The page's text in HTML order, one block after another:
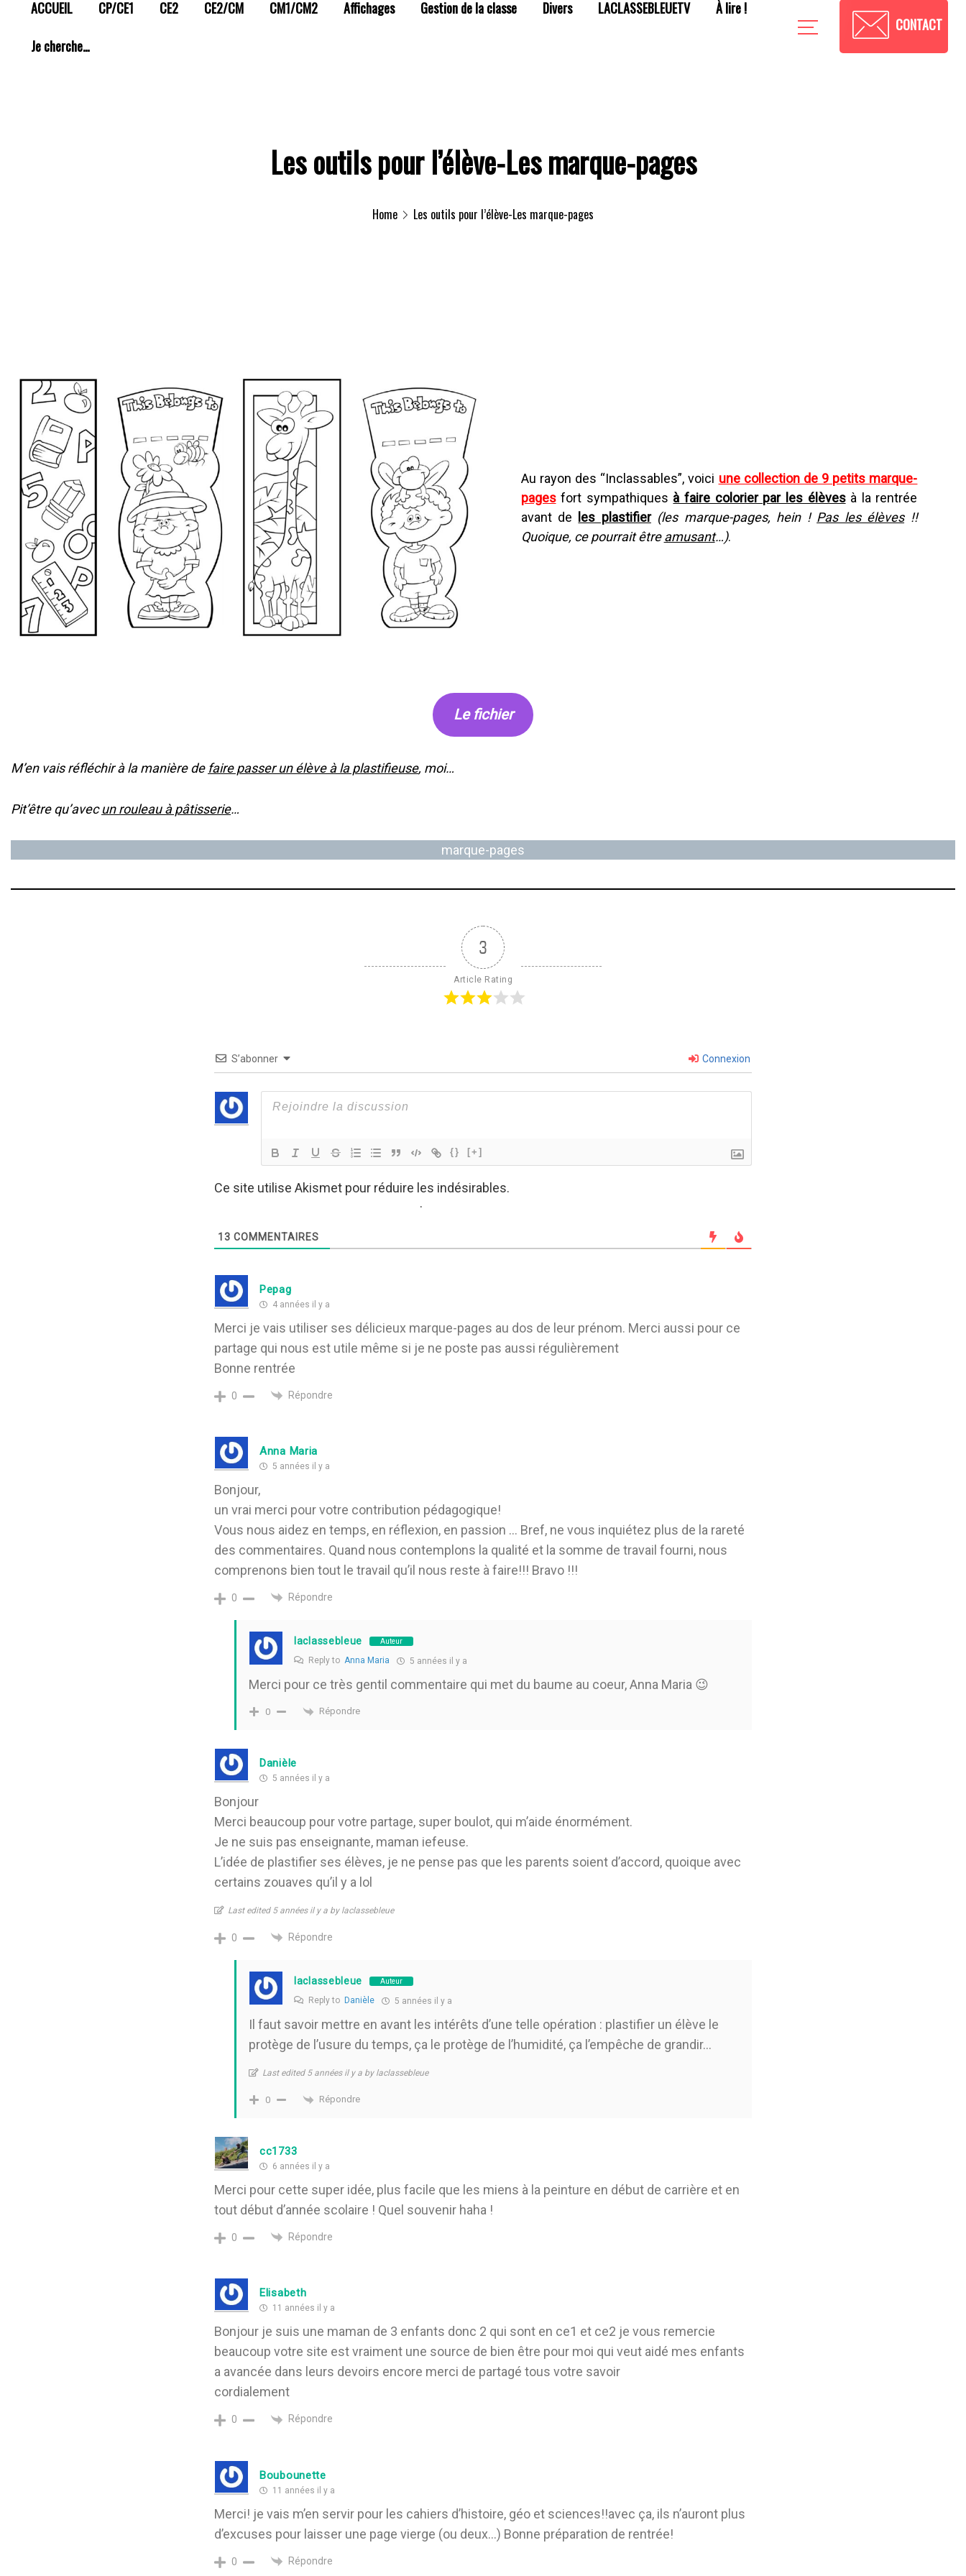
ACCUEIL CP/CE1 CE2 CE2/CM CM1/CM2 Affichages Gestion de la classe Divers LACLASSEBLEUETV À lire !
Je cherche…
CONTACT
Les outils pour l’élève-Les marque-pages
Home Les outils pour l’élève-Les marque-pages
Au rayon des “Inclassables”, voici une collection de 9 petits marque-
pagesfort sympathiques à faire colorier par les élèvesà la rentrée
avant de
les plastifier (les marque-pages, hein ! Pas les élèves!!
Quoique, ce pourrait êtreamusant…).
Le fichier
M’en vais réfléchir à la manière de faire passer un élève à la plastifieuse, moi…
Pit’être qu’avecun rouleau à pâtisserie…
marque-pages
3
Article Rating
S’abonner Connexion
{} [+]
Ce site utilise Akismet pour réduire les indésirables.
.
13 COMMENTAIRES
Pepag
4 années il y a
Merci je vais utiliser ses délicieux marque-pages au dos de leur prénom. Merci aussi pour ce
partage qui nous est utile même si je ne poste pas aussi régulièrement
Bonne rentrée
0 Répondre
Anna Maria
5 années il y a
Bonjour,
un vrai merci pour votre contribution pédagogique!
Vous nous aidez en temps, en réflexion, en passion … Bref, ne vous inquiétez plus de la rareté
des commentaires. Quand nous contemplons la qualité et la somme de travail fourni, nous
comprenons bien tout le travail qu’il nous reste à faire!!! Bravo !!!
0 Répondre
laclassebleue Auteur
Reply to Anna Maria 5 années il y a
Merci pour ce très gentil commentaire qui met du baume au coeur, Anna Maria 😉
0 Répondre
Danièle
5 années il y a
Bonjour
Merci beaucoup pour votre partage, super boulot, qui m’aide énormément.
Je ne suis pas enseignante, maman iefeuse.
L’idée de plastifier ses élèves, je ne pense pas que les parents soient d’accord, quoique avec
certains zouaves qu’il y a lol
Last edited 5 années il y a by laclassebleue
0 Répondre
laclassebleue Auteur
Reply to Danièle 5 années il y a
Il faut savoir mettre en avant les intérêts d’une telle opération : plastifier un élève le
protège de l’usure du temps, ça le protège de l’humidité, ça l’empêche de grandir…
Last edited 5 années il y a by laclassebleue
0 Répondre
cc1733
6 années il y a
Merci pour cette super idée, plus facile que les miens à la peinture en début de carrière et en
tout début d’année scolaire ! Quel souvenir haha !
0 Répondre
Elisabeth
11 années il y a
Bonjour je suis une maman de 3 enfants donc 2 qui sont en ce1 et ce2 je vous remercie
beaucoup votre site est vraiment une source de bien être pour moi qui veut aidé mes enfants
a avancée dans leurs devoirs encore merci de partagé tous votre savoir
cordialement
0 Répondre
Boubounette
11 années il y a
Merci! je vais m’en servir pour les cahiers d’histoire, géo et sciences!!avec ça, ils n’auront plus
d’excuses pour laisser une page vierge (ou deux…) Bonne préparation de rentrée!
0 Répondre